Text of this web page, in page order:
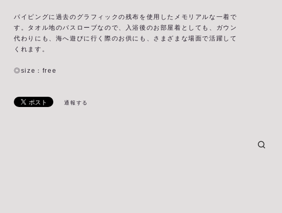
パイピングに過去のグラフィックの残布を使用したメモリアルな一着で
す。タオル地のバスローブなので、入浴後のお部屋着としても、ガウン
代わりにも、海へ遊びに行く際のお供にも、さまざまな場面で活躍して
くれます。
◎size：free
通報する